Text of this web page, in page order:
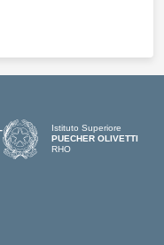
Istituto Superiore
PUECHER OLIVETTI
RHO